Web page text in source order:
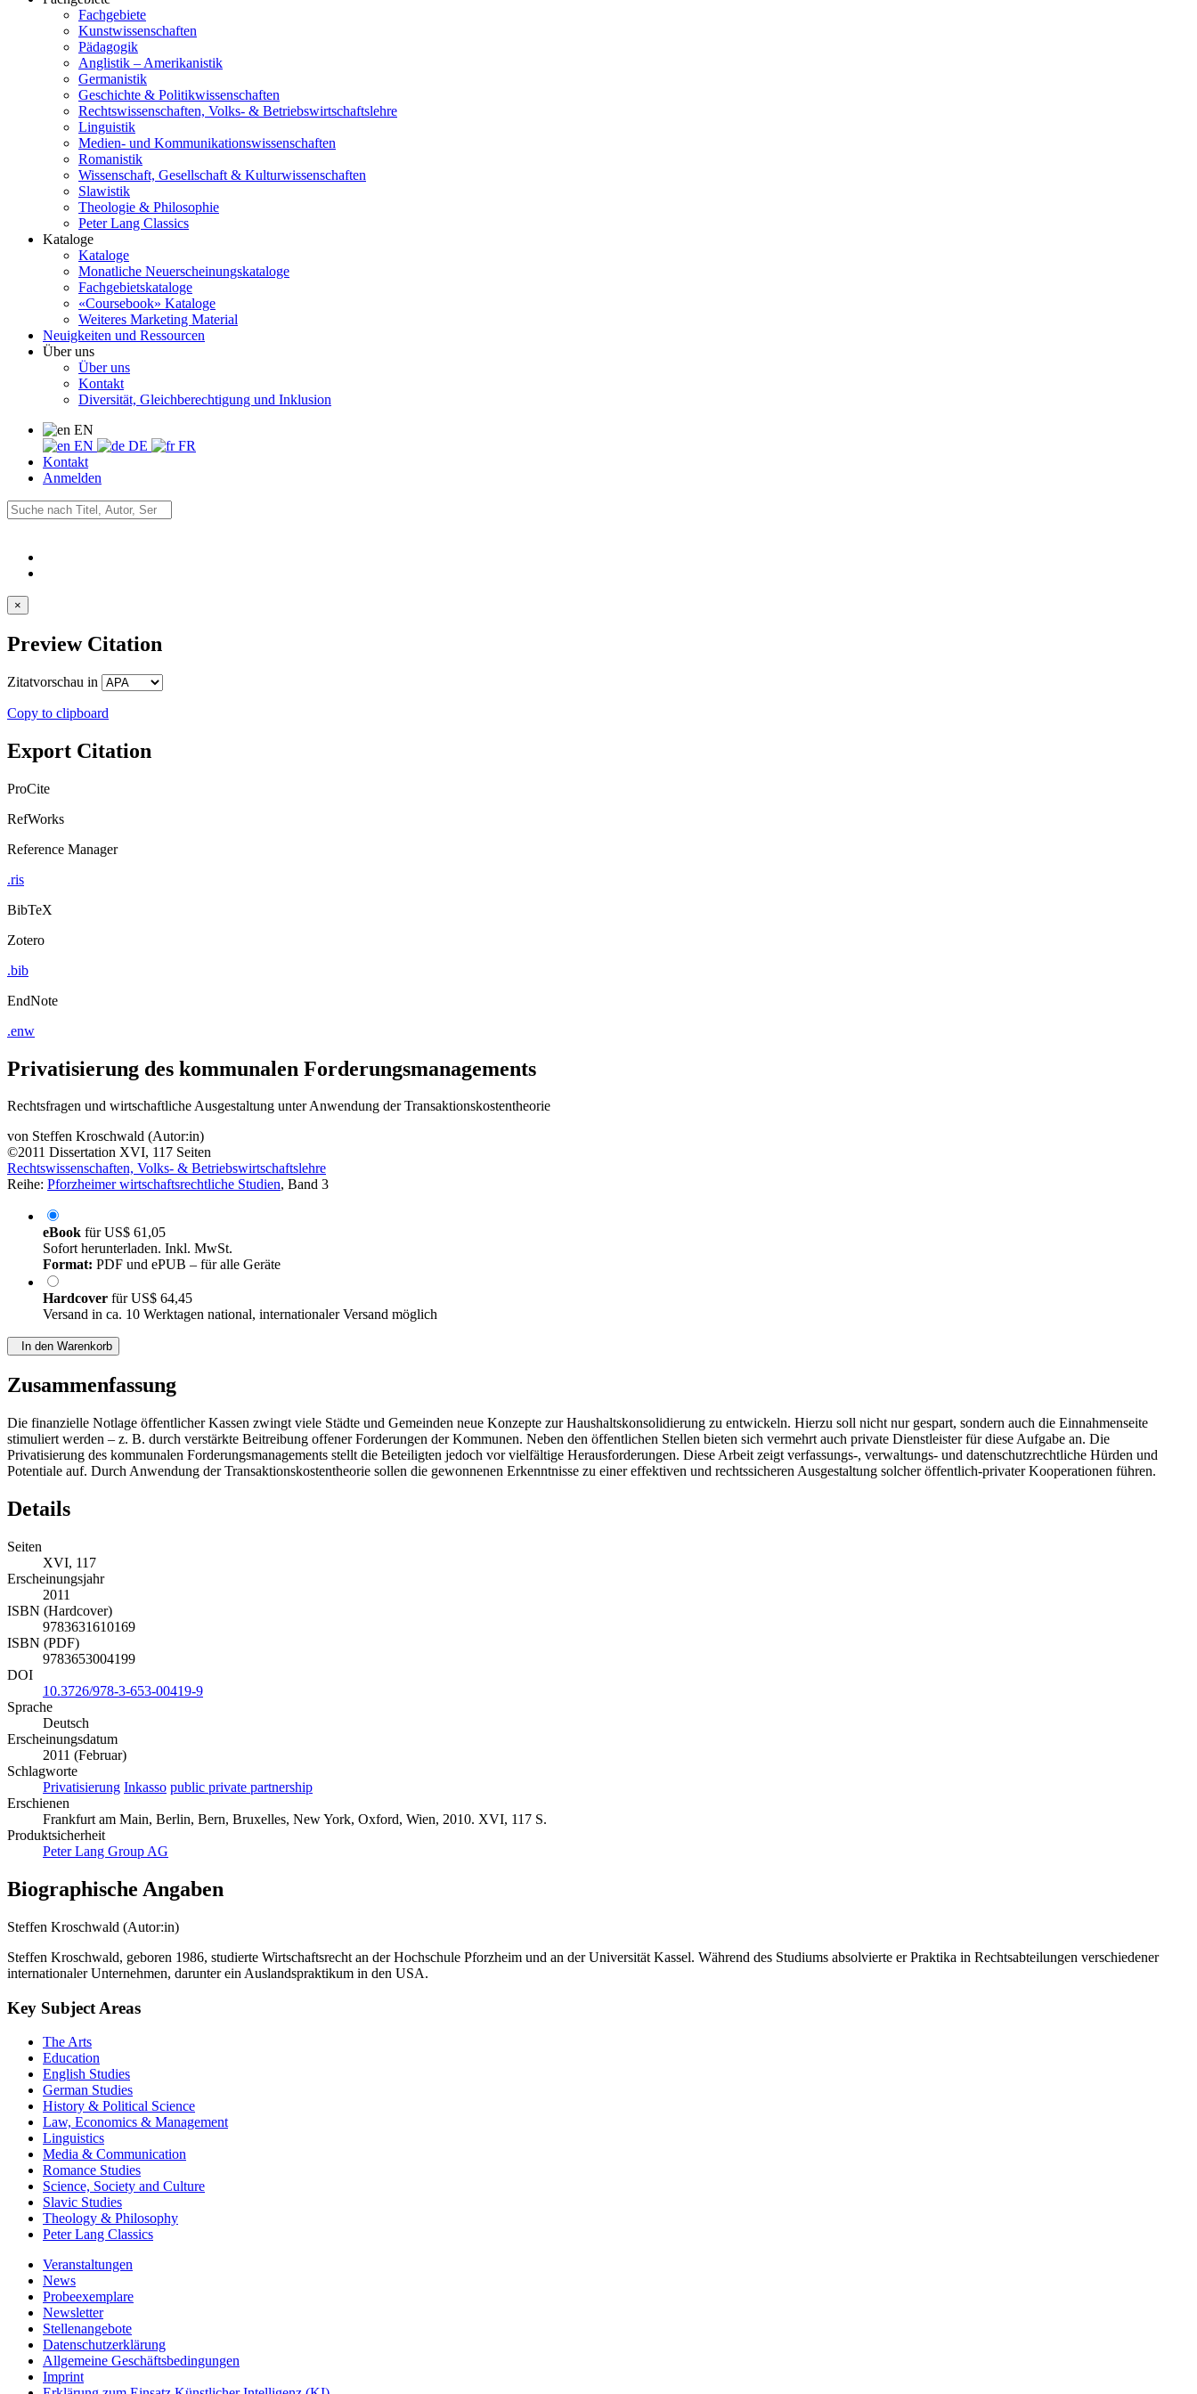
Fachgebiete
Kunstwissenschaften
Pädagogik
Anglistik – Amerikanistik
Germanistik
Geschichte & Politikwissenschaften
Rechtswissenschaften, Volks- & Betriebswirtschaftslehre
Linguistik
Medien- und Kommunikationswissenschaften
Romanistik
Wissenschaft, Gesellschaft & Kulturwissenschaften
Slawistik
Theologie & Philosophie
Peter Lang Classics
Kataloge
Kataloge
Monatliche Neuerscheinungskataloge
Fachgebietskataloge
«Coursebook» Kataloge
Weiteres Marketing Material
Neuigkeiten und Ressourcen
Über uns
Über uns
Kontakt
Diversität, Gleichberechtigung und Inklusion
EN
EN
DE
FR
Kontakt
Anmelden
×
Preview Citation
Zitatvorschau in
Copy to clipboard
Export Citation
ProCite
RefWorks
Reference Manager
.ris
BibTeX
Zotero
.bib
EndNote
.enw
Privatisierung des kommunalen Forderungsmanagements
Rechtsfragen und wirtschaftliche Ausgestaltung unter Anwendung der Transaktionskostentheorie
von Steffen Kroschwald (Autor:in)
©2011 Dissertation XVI, 117 Seiten
Rechtswissenschaften, Volks- & Betriebswirtschaftslehre
Reihe: Pforzheimer wirtschaftsrechtliche Studien, Band 3
eBook fürUS$ 61,05
Sofort herunterladen. Inkl. MwSt.
Format: PDF und ePUB – für alle Geräte
Hardcover fürUS$ 64,45
Versand in ca. 10 Werktagen national, internationaler Versand möglich
In den Warenkorb
Zusammenfassung
Die finanzielle Notlage öffentlicher Kassen zwingt viele Städte und Gemeinden neue Konzepte zur Haushaltskonsolidierung zu entwickeln. Hierzu soll nicht nur gespart, sondern auch die Einnahmenseite
stimuliert werden – z. B. durch verstärkte Beitreibung offener Forderungen der Kommunen. Neben den öffentlichen Stellen bieten sich vermehrt auch private Dienstleister für diese Aufgabe an. Die
Privatisierung des kommunalen Forderungsmanagements stellt die Beteiligten jedoch vor vielfältige Herausforderungen. Diese Arbeit zeigt verfassungs-, verwaltungs- und datenschutzrechtliche Hürden und
Potentiale auf. Durch Anwendung der Transaktionskostentheorie sollen die gewonnenen Erkenntnisse zu einer effektiven und rechtssicheren Ausgestaltung solcher öffentlich-privater Kooperationen führen.
Details
Seiten
XVI, 117
Erscheinungsjahr
2011
ISBN (Hardcover)
9783631610169
ISBN (PDF)
9783653004199
DOI
10.3726/978-3-653-00419-9
Sprache
Deutsch
Erscheinungsdatum
2011 (Februar)
Schlagworte
Privatisierung Inkasso public private partnership
Erschienen
Frankfurt am Main, Berlin, Bern, Bruxelles, New York, Oxford, Wien, 2010. XVI, 117 S.
Produktsicherheit
Peter Lang Group AG
Biographische Angaben
Steffen Kroschwald (Autor:in)
Steffen Kroschwald, geboren 1986, studierte Wirtschaftsrecht an der Hochschule Pforzheim und an der Universität Kassel. Während des Studiums absolvierte er Praktika in Rechtsabteilungen verschiedener
internationaler Unternehmen, darunter ein Auslandspraktikum in den USA.
Key Subject Areas
The Arts
Education
English Studies
German Studies
History & Political Science
Law, Economics & Management
Linguistics
Media & Communication
Romance Studies
Science, Society and Culture
Slavic Studies
Theology & Philosophy
Peter Lang Classics
Veranstaltungen
News
Probeexemplare
Newsletter
Stellenangebote
Datenschutzerklärung
Allgemeine Geschäftsbedingungen
Imprint